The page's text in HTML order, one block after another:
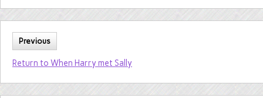
Previous
Return to When Harry met Sally